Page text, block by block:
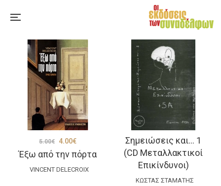
Έξω από την πόρτα
5.00€
Original
price
was:
4.00€Η
τρέχουσα
τιμή
VINCENT DELECROIX
Σημειώσεις και… 1
(CD Μεταλλακτικοί
Επικίνδυνοι)
ΚΏΣΤΑΣ ΣΤΑΜΆΤΗΣ